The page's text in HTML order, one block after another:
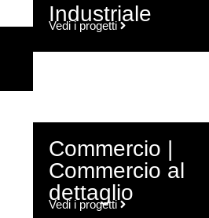
Industriale
Vedi i progetti
Commercio |
Commercio al
dettaglio
Vedi i progetti